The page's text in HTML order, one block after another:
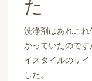
洗浄剤はあれこ
かっていたので
イスタイルのサイ
した。